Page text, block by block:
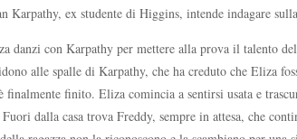
ex studente di Higgins, intende indagare
danzi con Karpathy per mettere alla prova il talento
alle spalle di Karpathy, che ha creduto che Eliza
finalmente finito. Eliza comincia a sentirsi usata e
dalla casa trova Freddy, sempre in attesa, che